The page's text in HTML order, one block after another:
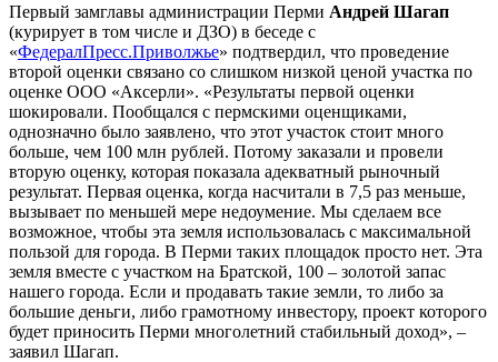
Первый замглавы администрации Перми Андрей Шагап
(курирует в том числе и ДЗО) в беседе с
«ФедералПресс.Приволжье» подтвердил, что проведение
второй оценки связано со слишком низкой ценой участка по
оценке ООО «Аксерли». «Результаты первой оценки
шокировали. Пообщался с пермскими оценщиками,
однозначно было заявлено, что этот участок стоит много
больше, чем 100 млн рублей. Потому заказали и провели
вторую оценку, которая показала адекватный рыночный
результат. Первая оценка, когда насчитали в 7,5 раз меньше,
вызывает по меньшей мере недоумение. Мы сделаем все
возможное, чтобы эта земля использовалась с максимальной
пользой для города. В Перми таких площадок просто нет. Эта
земля вместе с участком на Братской, 100 – золотой запас
нашего города. Если и продавать такие земли, то либо за
большие деньги, либо грамотному инвестору, проект которого
будет приносить Перми многолетний стабильный доход», –
заявил Шагап.